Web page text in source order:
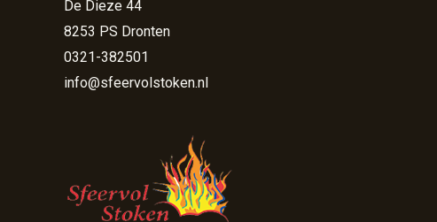
De Dieze 44
8253 PS Dronten
0321-382501
info@sfeervolstoken.nl